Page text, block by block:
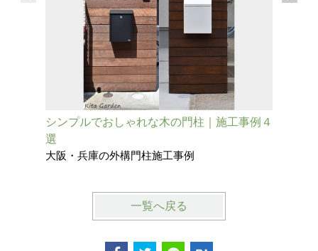
シンプルでおしゃれな木の門柱｜施工事例４
選
大阪・兵庫の外構門柱施工事例
一覧へ戻る